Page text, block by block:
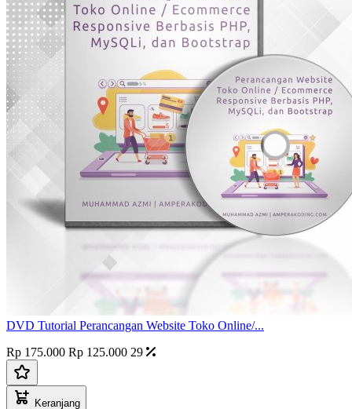
DVD Tutorial Perancangan Website Toko Online/...
Rp 175.000 Rp 125.000 29
Keranjang